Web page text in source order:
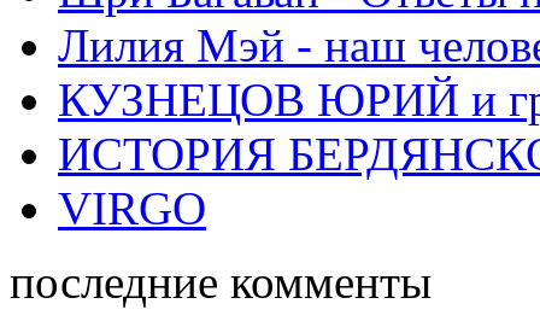
Лилия Мэй - наш
КУЗНЕЦОВ ЮРИЙ и
ИСТОРИЯ
VIRGO
последние комменты